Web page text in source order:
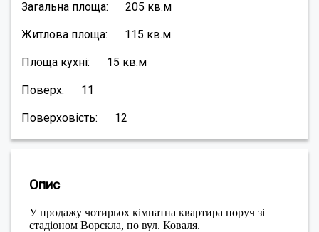
Загальна площа: 205 кв.м
Житлова площа: 115 кв.м
Площа кухні: 15 кв.м
Поверх: 11
Поверховість: 12
Опис
У продажу чотирьох кімнатна квартира поруч зі
стадіоном Ворскла, по вул. Коваля.